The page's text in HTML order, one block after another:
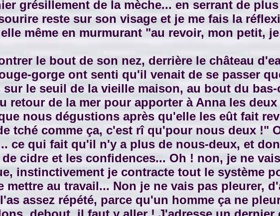
grésillement de la mèche... en serrant de
reste sur son visage et je me fais la
même en murmurant "au revoir, mon petit,
le bout de son nez, derrière le château
gorge ont senti qu'il venait de se passer
le seuil de la vieille maison, au bout du
retour de la mer pour apporter à Anna les
nous dégustions après qu'elle les eût fait
tché comme ça, c'est rî qu'pour nous deux !"
ce qui fait qu'il n'y a plus de nous-deux, et
cidre et les confidences... Oh ! non, je ne
instinctivement je contracte tout le système
mettre au travail... Non je ne vais pas pleurer,
assez répété, parce qu'un homme ça ne